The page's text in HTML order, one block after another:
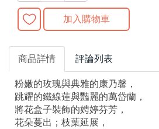
加入購物車
商品詳情 評論列表
粉嫩的玫瑰與典雅的康乃馨，
跳耀的鐵線蓮與豔麗的萬岱蘭，
將花盒子裝飾的娉婷芬芳，
花朵蔓出；枝葉延展，